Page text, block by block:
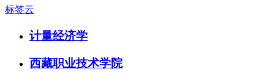
标签云
计量经济学
西藏职业技术学院